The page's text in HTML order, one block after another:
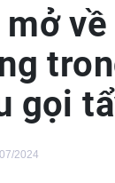
mở
gọi
2024